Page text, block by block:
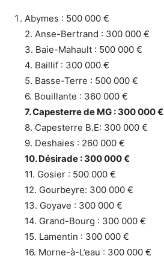
Abymes : 500 000 €
2. Anse-Bertrand : 300 000 €
3. Baie-Mahault : 500 000 €
4. Baillif : 300 000 €
5. Basse-Terre : 500 000 €
6. Bouillante : 360 000 €
7. Capesterre de MG : 300 000 €
8. Capesterre B.E: 300 000 €
9. Deshaies : 260 000 €
10. Désirade : 300 000 €
11. Gosier : 500 000 €
12. Gourbeyre: 300 000 €
13. Goyave : 300 000 €
14. Grand-Bourg : 300 000 €
15. Lamentin : 300 000 €
16. Morne-à-L’eau : 300 000 €